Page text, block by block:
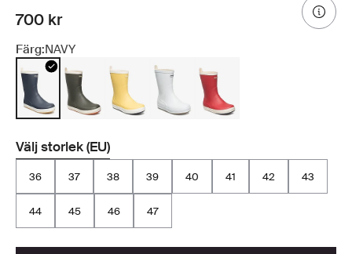
700 kr
Färg:NAVY
Välj storlek (EU)
36 37 38 39 40 41 42 43
44 45 46 47